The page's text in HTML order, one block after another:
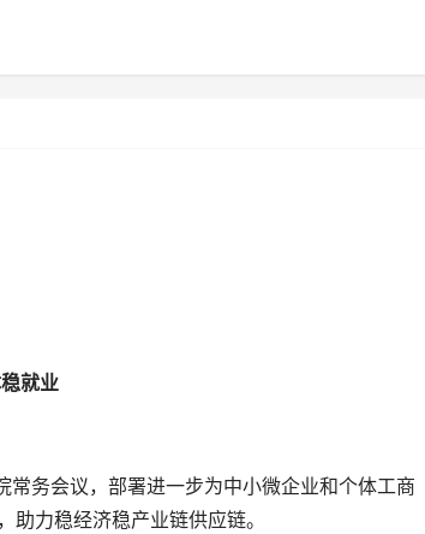
就业
务会议，部署进一步为中小微企业和个体工商
力稳经济稳产业链供应链。